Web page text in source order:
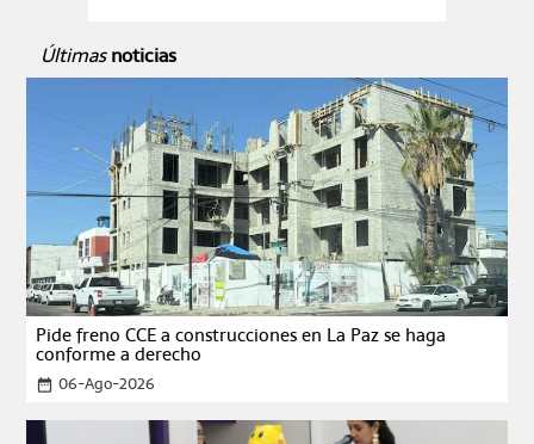
Últimas noticias
Pide freno CCE a construcciones en La Paz se haga
conforme a derecho
date_range 06-Ago-2026